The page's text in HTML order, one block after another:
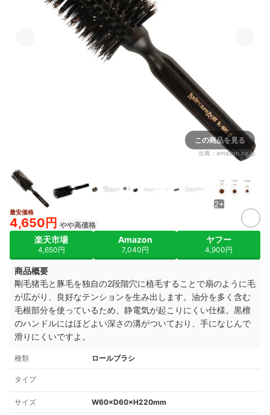
この商品を見る
出典： amazon.co.jp
2+
最安価格
4,650円 やや高価格
楽天市場
4,650円
Amazon
7,040円
ヤフー
4,900円
商品概要
剛毛猪毛と豚毛を独自の2段階穴に植毛することで扇のように毛
が広がり、良好なテンションを生み出します。油分を多く含む
毛根部分を使っているため、静電気が起こりにくい仕様。黒檀
のハンドルにはほどよい深さの溝がついており、手になじんで
滑りにくいですよ。
種類 ロールブラシ
タイプ
サイズ W60×D60×H220mm